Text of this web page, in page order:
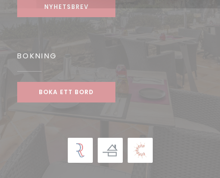
NYHETSBREV
BOKNING
BOKA ETT BORD